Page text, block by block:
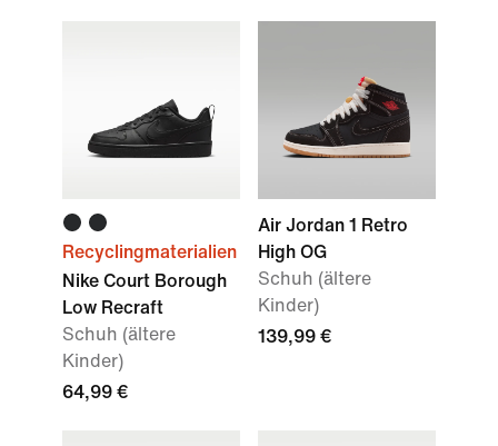
Recyclingmaterialien
Nike Court Borough
Low Recraft
Schuh (ältere
Kinder)
64,99 €
Air Jordan 1 Retro
High OG
Schuh (ältere
Kinder)
139,99 €